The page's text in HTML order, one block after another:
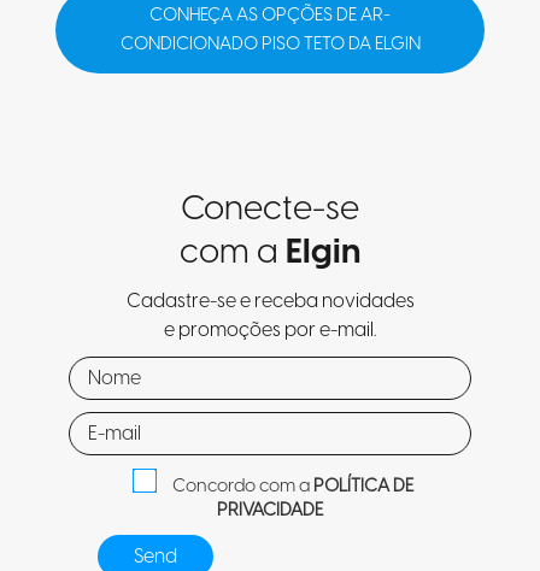
CONHEÇA AS OPÇÕES DE AR-
CONDICIONADO PISO TETO DA ELGIN
Conecte-se
com a Elgin
Cadastre-se e receba novidades
e promoções por e-mail.
Concordo com aPOLÍTICA DE
PRIVACIDADE